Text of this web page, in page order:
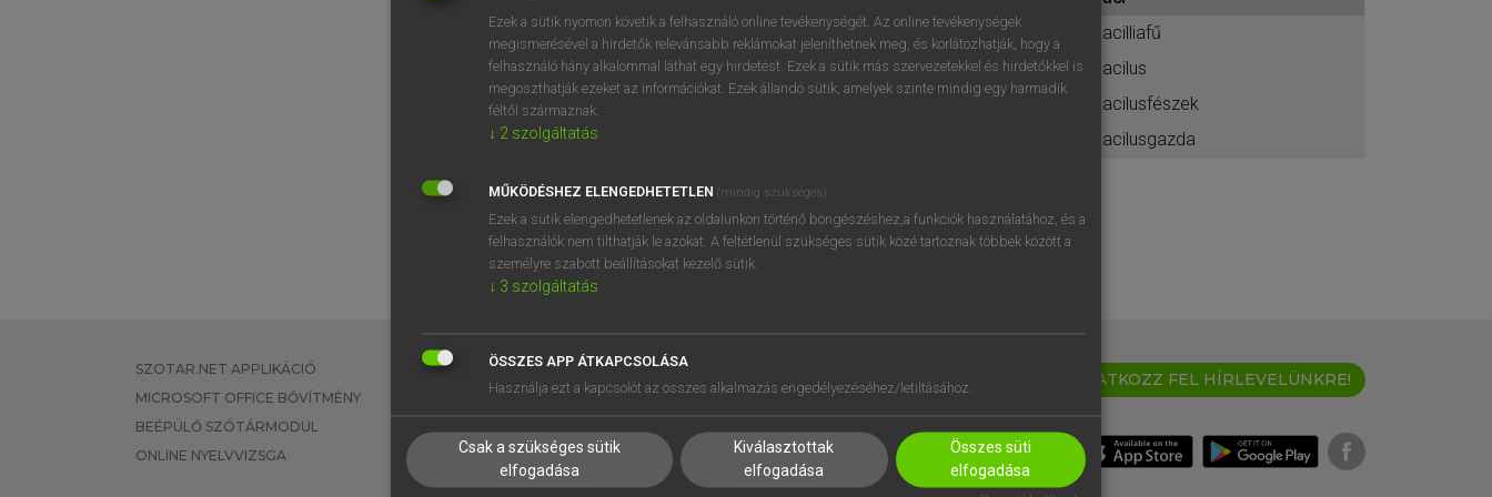
BELÉPÉS
próbaverziójának elindításához
regisztrálok ésbelépek.
REGISZTRÁCIÓ
bacilliafű
bacilus
bacilusfészek
bacilusgazda
SZOTAR.NET APPLIKÁCIÓ
MICROSOFT OFFICE BŐVÍTMÉNY
BEÉPÜLŐ SZÓTÁRMODUL
ONLINE NYELVVIZSGA
EGYÉNI FELHASZNÁLÓKNAK
TANULÓKNAK
VÁLLALATI MEGOLDÁSOK
SÚGÓ
RÓLUNK
SÜTI BEÁLLÍTÁSOK
IRATKOZZ FEL HÍRLEVELÜNKRE!
Ezek a sütik nyomon követik a felhasználó online tevékenységét. Az online tevékenységek
megismerésével a hirdetők relevánsabb reklámokat jeleníthetnek meg, és korlátozhatják, hogy a
felhasználó hány alkalommal láthat egy hirdetést. Ezek a sütik más szervezetekkel és hirdetőkkel is
megoszthatják ezeket az információkat. Ezek állandó sütik, amelyek szinte mindig egy harmadik
féltől származnak.
↓ 2 szolgáltatás
MŰKÖDÉSHEZ ELENGEDHETETLEN (mindig szükséges)
Ezek a sütik elengedhetetlenek az oldalunkon történő böngészéshez,a funkciók használatához, és a
felhasználók nem tilthatják le azokat. A feltétlenül szükséges sütik közé tartoznak többek között a
személyre szabott beállításokat kezelő sütik.
↓ 3 szolgáltatás
ÖSSZES APP ÁTKAPCSOLÁSA
Használja ezt a kapcsolót az összes alkalmazás engedélyezéséhez/letiltásához.
Csak a szükséges sütik
elfogadása
Kiválasztottak
elfogadása
Összes süti
elfogadása